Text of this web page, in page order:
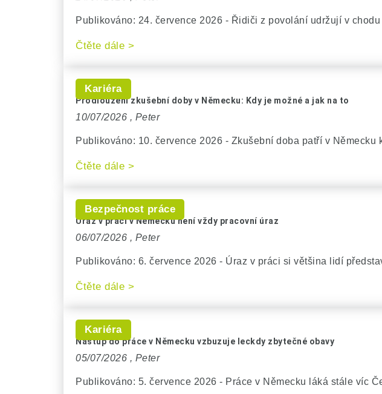
Publikováno: 24. července 2026 - Řidiči z povolání udržují v
Čtěte dále >
Prodloužení zkušební doby v Německu: Kdy je možné a jak na to
10/07/2026 , Peter
Kariéra
Publikováno: 10. července 2026 - Zkušební doba patří v
Čtěte dále >
Úraz v práci v Německu není vždy pracovní úraz
06/07/2026 , Peter
Bezpečnost práce
Publikováno: 6. července 2026 - Úraz v práci si většina lidí
Čtěte dále >
Nástup do práce v Německu vzbuzuje leckdy zbytečné obavy
05/07/2026 , Peter
Kariéra
Publikováno: 5. července 2026 - Práce v Německu láká stále víc